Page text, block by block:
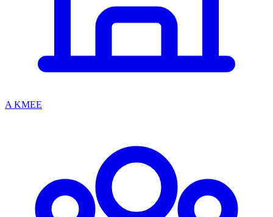
A KMEE